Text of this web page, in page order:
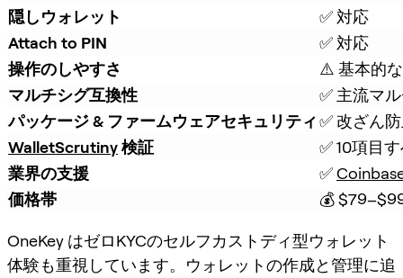
隠しウォレット
✅ 対応
Attach to PIN
✅ 対応
操作のしやすさ
⚠️ 基本的
マルチシグ互換性
✅ 主流マ
パッケージ & ファームウェアセキュリティ✅ 改ざん
WalletScrutiny 検証
✅ 10項目
業界の支援
✅
価格帯
💰
OneKey はゼロKYCのセルフカストディ型ウォレット
体験も重視しています。ウォレットの作成と管理に追